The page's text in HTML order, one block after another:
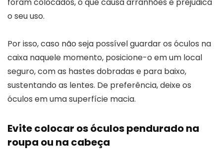
o seu uso.
Por isso, caso não seja possível guardar os óculos na
caixa naquele momento, posicione-o em um local
seguro, com as hastes dobradas e para baixo,
sustentando as lentes. De preferência, deixe os
óculos em uma superfície macia.
Evite colocar os óculos pendurado na
roupa ou na cabeça